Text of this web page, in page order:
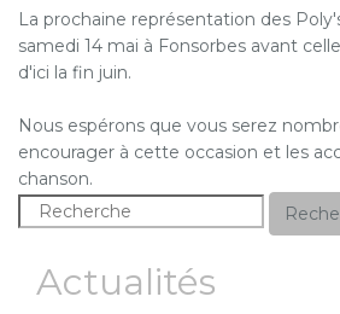
La prochaine représentation des
samedi 14 mai à Fonsorbes avant
d'ici la fin juin.
Nous espérons que vous serez
encourager à cette occasion et les
chanson.
Actualités